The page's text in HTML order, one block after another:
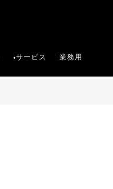
•サービス 業務用